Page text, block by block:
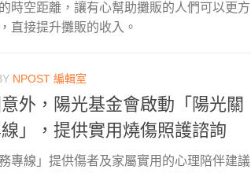
時空距離，讓有心幫助攤販的人們可以更方
直接提升攤販的收入。
NPOST 編輯室
外，陽光基金會啟動「陽光關
」，提供實用燒傷照護諮詢
專線」提供傷者及家屬實用的心理陪伴建議